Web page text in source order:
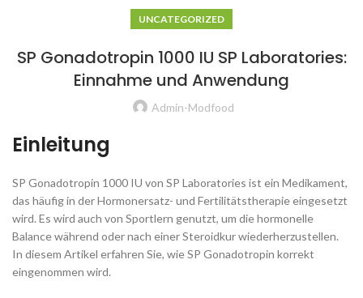
UNCATEGORIZED
SP Gonadotropin 1000 IU SP Laboratories:
Einnahme und Anwendung
Admin-Modfood
Einleitung
SP Gonadotropin 1000 IU von SP Laboratories ist ein Medikament,
das häufig in der Hormonersatz- und Fertilitätstherapie eingesetzt
wird. Es wird auch von Sportlern genutzt, um die hormonelle
Balance während oder nach einer Steroidkur wiederherzustellen.
In diesem Artikel erfahren Sie, wie SP Gonadotropin korrekt
eingenommen wird.